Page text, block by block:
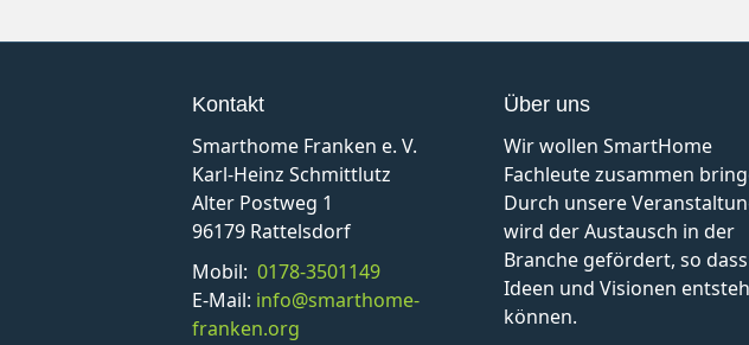
Kontakt
Smarthome Franken e. V.
Karl-Heinz Schmittlutz
Alter Postweg 1
96179 Rattelsdorf
Mobil: 0178-3501149
E-Mail: info@smarthome-
franken.org
Über uns
Wir wollen SmartHome
Fachleute zusammen
Durch unsere
wird der Austausch in der
Branche gefördert, so dass
Ideen und Visionen
können.